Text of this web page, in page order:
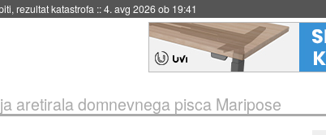
rezultat katastrofa ::4. avg 2026 ob 19:41
aretirala domnevnega pisca Maripose